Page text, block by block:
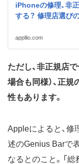
iPhoneの修理、非
する？ 修理店選び
appllio.com
ただし、非正規店
場合も同様）、正
性もあります。
Appleによると、
述のGenius Barで
なるとのこと。「